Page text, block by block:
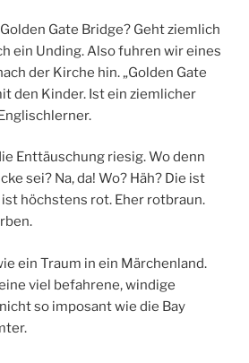
Gate Bridge? Geht ziemlich
ein Unding. Also fuhren wir eines
der Kirche hin. „Golden Gate
den Kinder. Ist ein ziemlicher
Enttäuschung riesig. Wo denn
sei? Na, da! Wo? Häh? Die ist
höchstens rot. Eher rotbraun.
ein Traum in ein Märchenland.
viel befahrene, windige
so imposant wie die Bay